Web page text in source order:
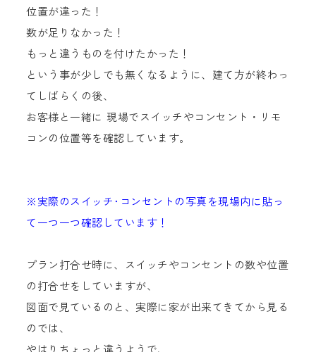
位置が違った！
数が足りなかった！
もっと違うものを付けたかった！
という事が少しでも無くなるように、建て方が終わっ
てしばらくの後、
お客様と一緒に 現場でスイッチやコンセント・リモ
コンの位置等を確認しています。
※実際のスイッチ･コンセントの写真を現場内に貼っ
て一つ一つ確認しています！
プラン打合せ時に、スイッチやコンセントの数や位置
の打合せをしていますが、
図面で見ているのと、実際に家が出来てきてから見る
のでは、